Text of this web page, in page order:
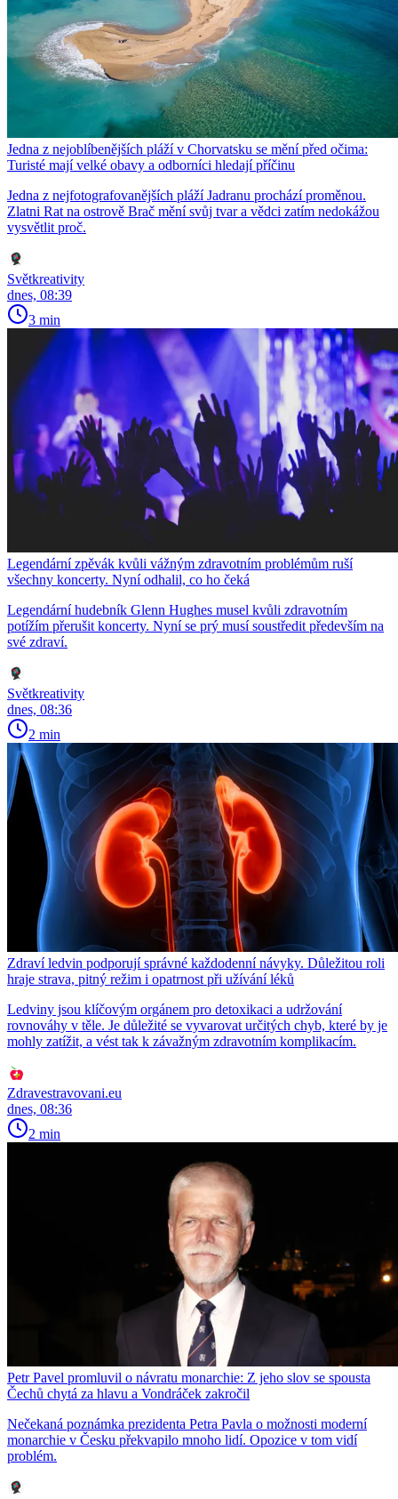
Jedna z nejoblíbenějších pláží v Chorvatsku se mění před očima:
Turisté mají velké obavy a odborníci hledají příčinu
Jedna z nejfotografovanějších pláží Jadranu prochází proměnou.
Zlatni Rat na ostrově Brač mění svůj tvar a vědci zatím nedokážou
vysvětlit proč.
Světkreativity
dnes, 08:39
3 min
Legendární zpěvák kvůli vážným zdravotním problémům ruší
všechny koncerty. Nyní odhalil, co ho čeká
Legendární hudebník Glenn Hughes musel kvůli zdravotním
potížím přerušit koncerty. Nyní se prý musí soustředit především na
své zdraví.
Světkreativity
dnes, 08:36
2 min
Zdraví ledvin podporují správné každodenní návyky. Důležitou roli
hraje strava, pitný režim i opatrnost při užívání léků
Ledviny jsou klíčovým orgánem pro detoxikaci a udržování
rovnováhy v těle. Je důležité se vyvarovat určitých chyb, které by je
mohly zatížit, a vést tak k závažným zdravotním komplikacím.
Zdravestravovani.eu
dnes, 08:36
2 min
Petr Pavel promluvil o návratu monarchie: Z jeho slov se spousta
Čechů chytá za hlavu a Vondráček zakročil
Nečekaná poznámka prezidenta Petra Pavla o možnosti moderní
monarchie v Česku překvapilo mnoho lidí. Opozice v tom vidí
problém.